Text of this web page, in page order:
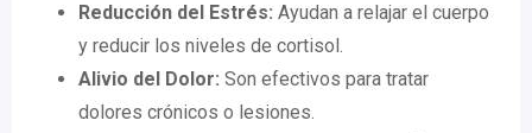
Reducción del Estrés: Ayudan a relajar el cuerpo
y reducir los niveles de cortisol.
Alivio del Dolor: Son efectivos para tratar
dolores crónicos o lesiones.